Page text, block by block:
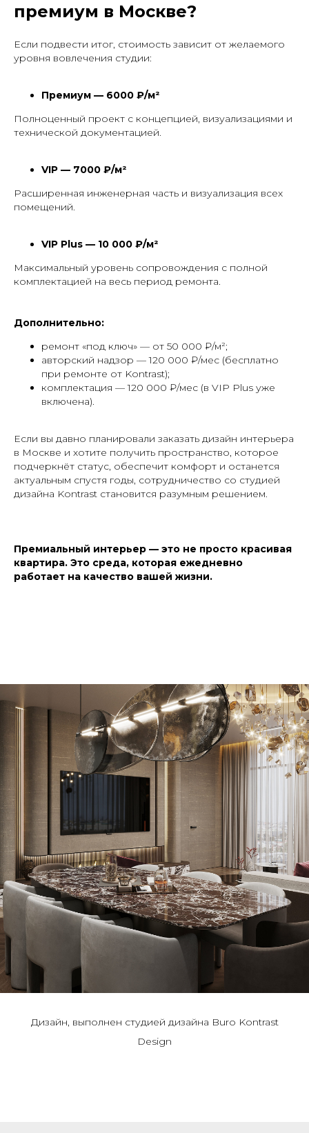
премиум в Москве?
Если подвести итог, стоимость зависит от желаемого
уровня вовлечения студии:
Премиум — 6000 ₽/м²
Полноценный проект с концепцией, визуализациями и
технической документацией.
VIP — 7000 ₽/м²
Расширенная инженерная часть и визуализация всех
помещений.
VIP Plus — 10 000 ₽/м²
Максимальный уровень сопровождения с полной
комплектацией на весь период ремонта.
Дополнительно:
ремонт «под ключ» — от 50 000 ₽/м²;
авторский надзор — 120 000 ₽/мес (бесплатно
при ремонте от Kontrast);
комплектация — 120 000 ₽/мес (в VIP Plus уже
включена).
Если вы давно планировали заказать дизайн интерьера
в Москве и хотите получить пространство, которое
подчеркнёт статус, обеспечит комфорт и останется
актуальным спустя годы, сотрудничество со студией
дизайна Kontrast становится разумным решением.
Премиальный интерьер — это не просто красивая
квартира. Это среда, которая ежедневно
работает на качество вашей жизни.
Дизайн, выполнен студией дизайна Buro Kontrast
Design